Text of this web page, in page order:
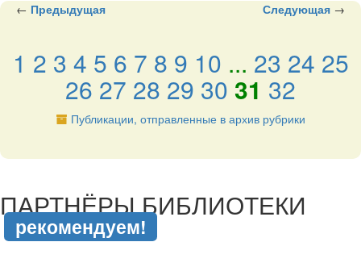
← Предыдущая Следующая →
1 2 3 4 5 6 7 8 9 10 ... 23 24 25
26 27 28 29 30 31 32
Публикации, отправленные в архив рубрики
ПАРТНЁРЫ БИБЛИОТЕКИ
рекомендуем!